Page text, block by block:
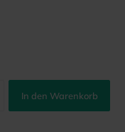
In den Warenkorb